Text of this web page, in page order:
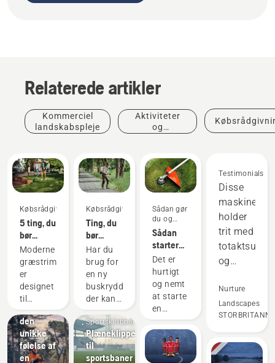
Relaterede artikler
Kommerciel
landskabspleje
Aktiviteter
og
Købsrådgivning
5 ting, du
bør
overveje,
før du
køber en
græstrimmer
Moderne
græstrimmere
er
designet
til
arbejdsforhold
og
brugere.
Men
den
unikke
følelse af
en
Købsrådgivning
Ting, du
bør
overveje,
før du
køber en
buskrydder
Har du
brug for
en ny
buskrydder,
der kan
stort
område,
højtvoksende
græs
Sportsklubber
Plæneklippere
til
sportsbaner
Sådan gør
du og
vejledninger
Sådan
starter
du en
benzindreven
græstrimmer
Det er
hurtigt
og nemt
at starte
en
græstrimmer.
Følg de
hurtige
Testimonials
Disse
maskiner
holder
trit med
og
bedre
på
mange
Sparer
Nurture
Landscapes